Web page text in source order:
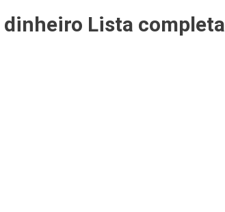
dinheiro Lista completa